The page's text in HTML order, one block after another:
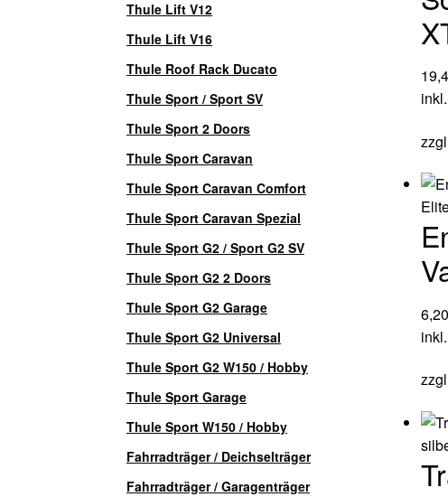
6,20
Thule Lift V12
Thule Lift V16
Thule Roof Rack Ducato
Thule Sport / Sport SV
Thule Sport 2 Doors
Thule Sport Caravan
Thule Sport Caravan Comfort
Thule Sport Caravan Spezial
Thule Sport G2 / Sport G2 SV
Thule Sport G2 2 Doors
Thule Sport G2 Garage
Thule Sport G2 Universal
Thule Sport G2 W150 / Hobby
Thule Sport Garage
Thule Sport W150 / Hobby
Fahrradträger / Deichselträger
Fahrradträger / Garagenträger